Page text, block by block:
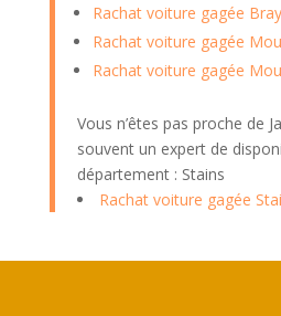
Rachat voiture gagée
Rachat voiture gagée
Rachat voiture gagée
Vous n’êtes pas proche de
souvent un expert de
département : Stains
Rachat voiture gagée